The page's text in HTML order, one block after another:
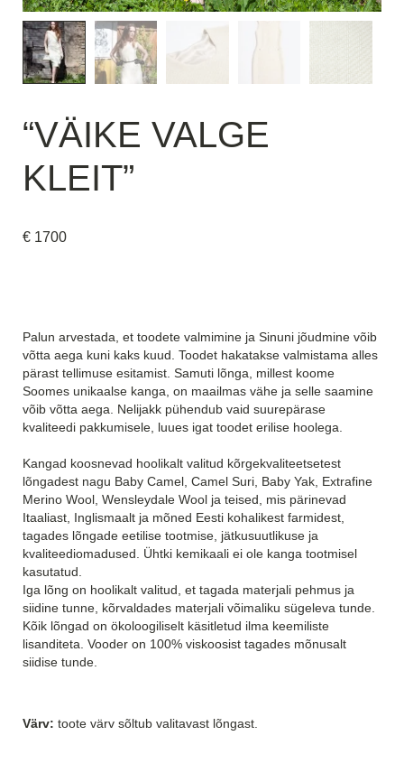
“VÄIKE VALGE
KLEIT”
€ 1700
Palun arvestada, et toodete valmimine ja Sinuni jõudmine võib
võtta aega kuni kaks kuud. Toodet hakatakse valmistama alles
pärast tellimuse esitamist. Samuti lõnga, millest koome
Soomes unikaalse kanga, on maailmas vähe ja selle saamine
võib võtta aega. Nelijakk pühendub vaid suurepärase
kvaliteedi pakkumisele, luues igat toodet erilise hoolega.
Kangad koosnevad hoolikalt valitud kõrgekvaliteetsetest
lõngadest nagu Baby Camel, Camel Suri, Baby Yak, Extrafine
Merino Wool, Wensleydale Wool ja teised, mis pärinevad
Itaaliast, Inglismaalt ja mõned Eesti kohalikest farmidest,
tagades lõngade eetilise tootmise, jätkusuutlikuse ja
kvaliteediomadused. Ühtki kemikaali ei ole kanga tootmisel
kasutatud.
Iga lõng on hoolikalt valitud, et tagada materjali pehmus ja
siidine tunne, kõrvaldades materjali võimaliku sügeleva tunde.
Kõik lõngad on ökoloogiliselt käsitletud ilma keemiliste
lisanditeta. Vooder on 100% viskoosist tagades mõnusalt
siidise tunde.
Värv: toote värv sõltub valitavast lõngast.